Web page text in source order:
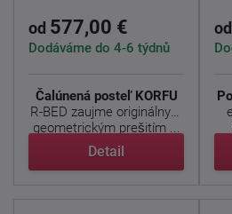
od 577,00 €
Dodáváme do 4-6 týdnů
Čalúnená posteľ KORFU
R-BED zaujme originálnym
geometrickým prešitím ...
Detail
od